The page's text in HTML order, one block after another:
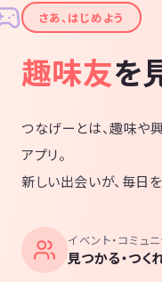
✦さあ、はじめよう
趣味友を
つなげーとは、趣味や
アプリ。
新しい出会いが、毎日を
イベント・コミュ
見つかる・つく